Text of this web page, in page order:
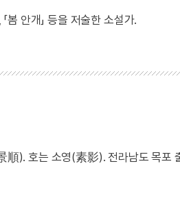
「봄 안개」 등을 저술한 소설가.
). 호는 소영(素影). 전라남도 목포